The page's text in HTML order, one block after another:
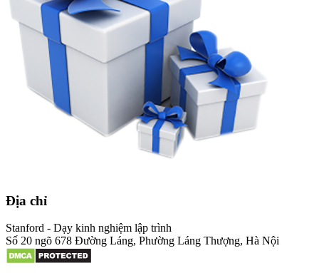
Địa chỉ
Stanford - Dạy kinh nghiệm lập trình
Số 20 ngõ 678 Đường Láng, Phường Láng Thượng, Hà Nội